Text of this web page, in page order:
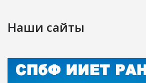
Наши сайты